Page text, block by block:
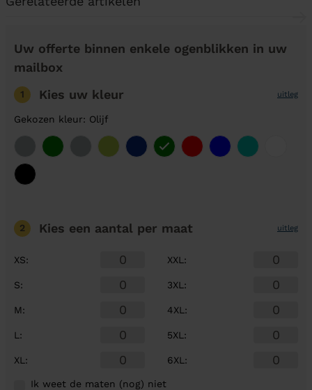
Uw offerte binnen enkele ogenblikken in uw
mailbox
1 Kies uw kleur uitleg
Gekozen kleur: Olijf
2 Kies een aantal per maat uitleg
XS:
S:
M:
L :
XL :
XXL :
3XL :
4XL :
5XL :
6XL :
Ik weet de maten (nog) niet